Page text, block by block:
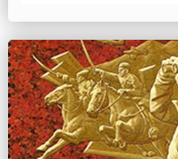
(английское слово scout
цель...